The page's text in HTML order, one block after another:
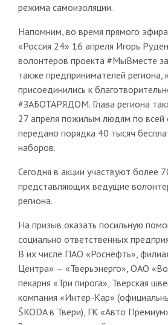
режима самоизоляции.
Напомним, во время прямого
«Россия 24» 16 апреля Игорь
волонтеров проекта #МыВместе
также предпринимателей региона,
присоединились к
#ЗАБОТАРЯДОМ. Глава региона
27 апреля пожилым людям по всей
передано порядка 40 тысяч
наборов.
Сегодня в акции участвуют более
представляющих ведущие
региона.
На призыв оказать посильную
социально ответственных
В их числе ПАО «Роснефть»,
Центра» — «Тверьэнерго», ОАО
пекарня «Три пирога», Тверская
компания «Интер-Кар»
ŠKODA в Твери), ГК «Авто